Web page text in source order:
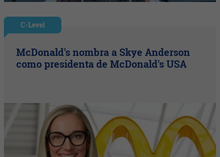
C-Level
McDonald's nombra a Skye Anderson
como presidenta de McDonald's USA